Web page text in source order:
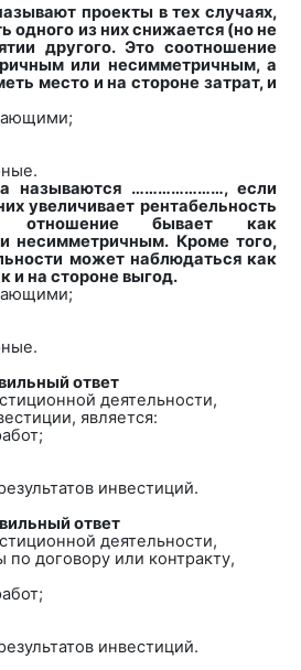
проекты в тех случаях,
одного из них снижается (но не
другого. Это соотношение
или несимметричным, а
место ина стороне затрат, и
называются …………………, если
увеличивает рентабельность
отношение бывает как
несимметричным. Кроме того,
может наблюдаться как
и на стороне выгод.
ответ
деятельности,
является:
инвестиций.
ответ
деятельности,
договору или контракту,
инвестиций.